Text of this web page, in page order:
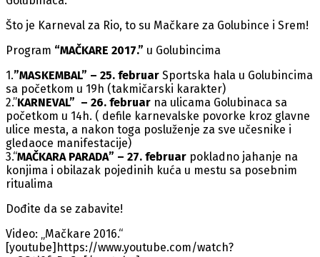
Što je Karneval za Rio, to su Mačkare za Golubince i Srem!
Program “MAČKARE 2017.” u Golubincima
1.”MASKEMBAL” – 25. februar Sportska hala u Golubincima
sa početkom u 19h (takmičarski karakter)
2.”KARNEVAL” – 26. februar na ulicama Golubinaca sa
početkom u 14h. ( defile karnevalske povorke kroz glavne
ulice mesta, a nakon toga posluženje za sve učesnike i
gledaoce manifestacije)
3.“MAČKARA PARADA” – 27. februar pokladno jahanje na
konjima i obilazak pojedinih kuća u mestu sa posebnim
ritualima
Dođite da se zabavite!
Video: „Mačkare 2016.“
[youtube]https://www.youtube.com/watch?